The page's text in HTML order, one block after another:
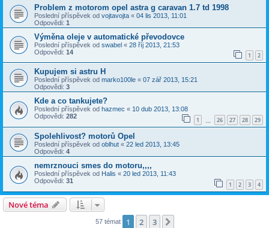
Problem z motorom opel astra g caravan 1.7 td 1998
Poslední příspěvek od vojtavojta « 04 lis 2013, 11:01
Odpovědi: 1
Výměna oleje v automatické převodovce
Poslední příspěvek od swabel « 28 říj 2013, 21:53
Odpovědi: 14 1 2
Kupujem si astru H
Poslední příspěvek od marko100le « 07 zář 2013, 15:21
Odpovědi: 3
Kde a co tankujete?
Poslední příspěvek od hazmec « 10 dub 2013, 13:08
Odpovědi: 282 1 26 27 28 29
Spolehlivost? motorů Opel
Poslední příspěvek od oblhut « 22 led 2013, 13:45
Odpovědi: 4
nemrznouci smes do motoru,,,,
Poslední příspěvek od Halis « 20 led 2013, 11:43
Odpovědi: 31 1 2 3 4
Nové téma
57 témat 1 2 3